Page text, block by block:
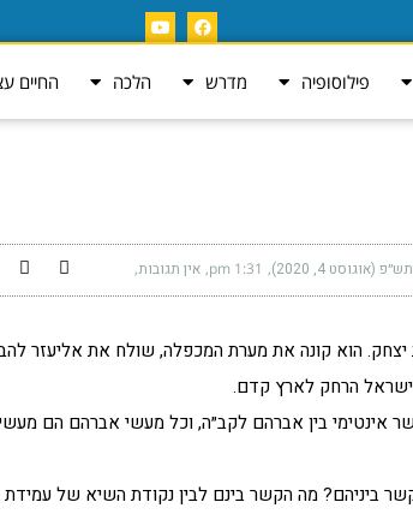
פילוסופיה מדרש הלכה החיים
(אוגוסט 4, 2020) 1:31 pm אין תגובות
הוא קונה את מערת המכפלה, שולח את אליעזר
ישראל הרחק לארץ קדם.
אינטימי בין אברהם לקב״ה, וכל מעשי אברהם הם
ביניהם? מה הקשר בינם לבין נקודת השיא של